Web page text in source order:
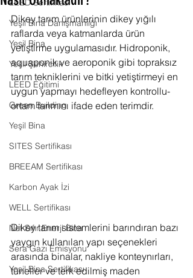
LEED Sertifikası
Yeşil Bina Danışmanlığı
Yeşil Bina
Yeşil Şehircilik
LEED Eğitimi
Green Building
Yeşil Bina
SITES Sertifikası
BREEAM Sertifikası
Karbon Ayak İzi
WELL Sertifikası
Net Sıfır Enerji Bina
Sera Gazı Emisyonu
Yeşil Bina Sertifikası
Dikey tarım ürünlerinin dikey yığılı
raflarda veya katmanlarda ürün
yetiştirme uygulamasıdır. Hidroponik,
aquaponik ve aeroponik gibi topraksız
tarım tekniklerini ve bitki yetiştirmeyi en
uygun yapmayı hedefleyen kontrollu-
ortam tarımını ifade eden terimdir.
Dikey tarım sistemlerini barındıran bazı
yaygın kullanılan yapı seçenekleri
arasında binalar, nakliye konteynırları,
tüneller ve terk edilmiş maden